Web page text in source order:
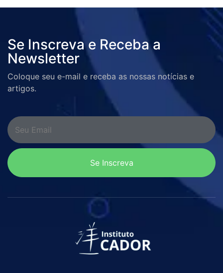
Se Inscreva e Receba a
Newsletter
Coloque seu e-mail e receba as nossas notícias e
artigos.
Se Inscreva